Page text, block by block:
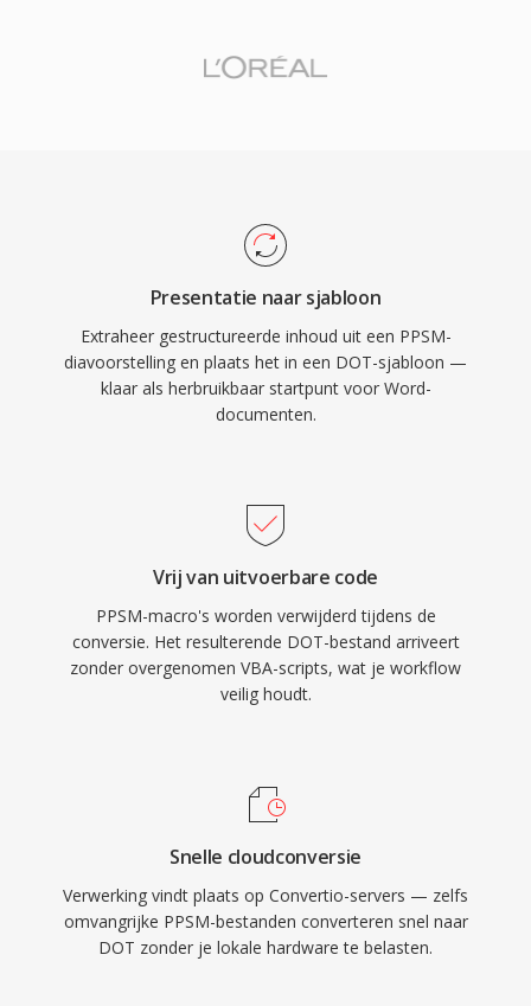
Presentatie naar sjabloon
Extraheer gestructureerde inhoud uit een PPSM-
diavoorstelling en plaats het in een DOT-sjabloon —
klaar als herbruikbaar startpunt voor Word-
documenten.
Vrij van uitvoerbare code
PPSM-macro's worden verwijderd tijdens de
conversie. Het resulterende DOT-bestand arriveert
zonder overgenomen VBA-scripts, wat je workflow
veilig houdt.
Snelle cloudconversie
Verwerking vindt plaats op Convertio-servers — zelfs
omvangrijke PPSM-bestanden converteren snel naar
DOT zonder je lokale hardware te belasten.